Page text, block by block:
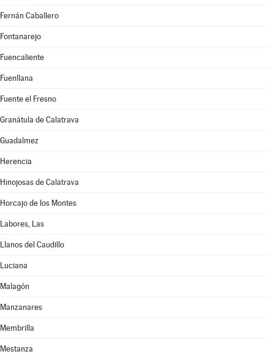
Fernán Caballero
Fontanarejo
Fuencaliente
Fuenllana
Fuente el Fresno
Granátula de Calatrava
Guadalmez
Herencia
Hinojosas de Calatrava
Horcajo de los Montes
Labores, Las
Llanos del Caudillo
Luciana
Malagón
Manzanares
Membrilla
Mestanza